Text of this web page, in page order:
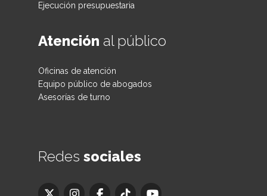
Ejecución presupuestaria
Atención al público
Oficinas de atención
Equipo público de abogados
Asesorías de turno
Redes sociales